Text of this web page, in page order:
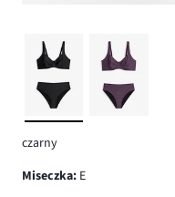
czarny
Miseczka: E